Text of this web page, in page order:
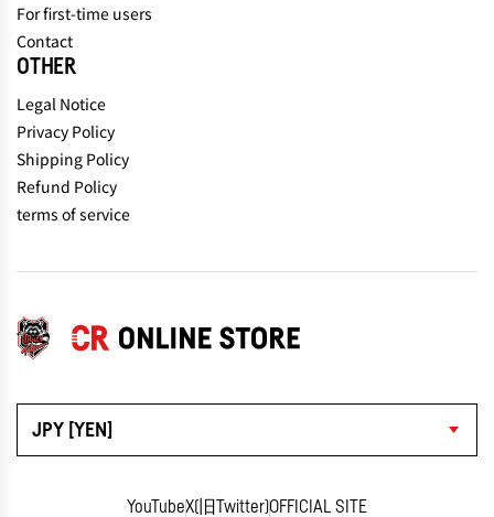
JPY [YEN]
YouTubeX(旧Twitter)OFFICIAL SITE
For first-time users
Contact
OTHER
Legal Notice
Privacy Policy
Shipping Policy
Refund Policy
terms of service